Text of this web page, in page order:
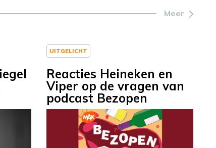
Meer
UITGELICHT
Reacties Heineken en
Viper op de vragen van
podcast Bezopen